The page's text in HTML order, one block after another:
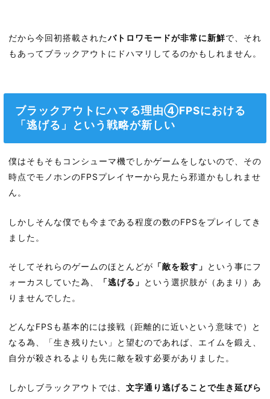
だから今回初搭載されたバトロワモードが非常に新鮮で、それ
もあってブラックアウトにドハマリしてるのかもしれません。
ブラックアウトにハマる理由④FPSにおける
「逃げる」という戦略が新しい
僕はそもそもコンシューマ機でしかゲームをしないので、その
時点でモノホンのFPSプレイヤーから見たら邪道かもしれませ
ん。
しかしそんな僕でも今まである程度の数のFPSをプレイしてき
ました。
そしてそれらのゲームのほとんどが 「敵を殺す」 という事にフ
ォーカスしていた為、
「逃げる」 という選択肢が（あまり）あ
りませんでした。
どんなFPSも基本的には接戦（距離的に近いという意味で）と
なる為、「生き残りたい」と望むのであれば、エイムを鍛え、
自分が殺されるよりも先に敵を殺す必要がありました。
しかしブラックアウトでは、 文字通り逃げることで生き延びら